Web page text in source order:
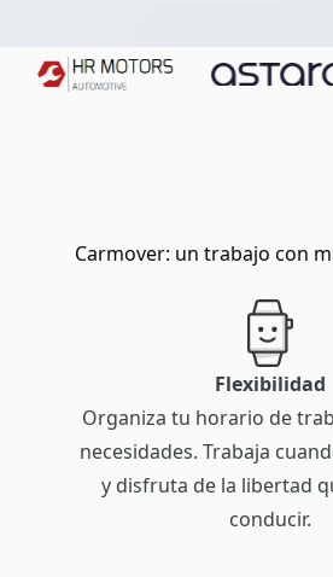
Carmover: un trabajo con
Flexibilidad
Organiza tu horario de
necesidades. Trabaja
y disfruta de la libertad
conducir.